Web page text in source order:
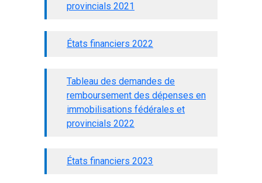
provincials 2021
États financiers 2022
Tableau des demandes de
remboursement des dépenses en
immobilisations fédérales et
provincials 2022
États financiers 2023